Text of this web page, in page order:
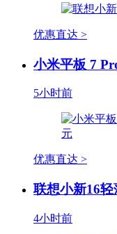
优惠直达 >
小米平板 7
5小时前
优惠直达 >
联想小新16
4小时前